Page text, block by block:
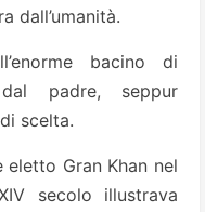
dall’umanità.
bacino di
padre, seppur
scelta.
Gran Khan nel
secolo illustrava